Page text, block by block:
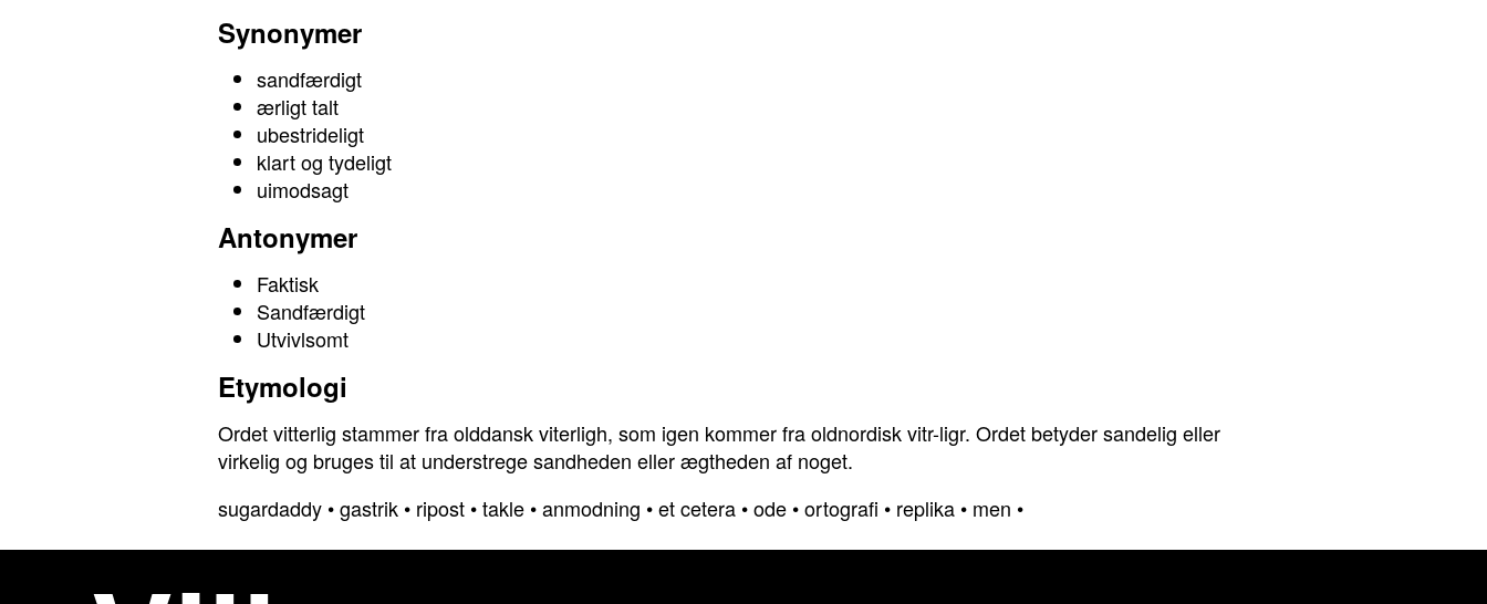
Synonymer
sandfærdigt
ærligt talt
ubestrideligt
klart og tydeligt
uimodsagt
Antonymer
Faktisk
Sandfærdigt
Utvivlsomt
Etymologi
Ordet vitterlig stammer fra olddansk viterligh, som igen kommer fra oldnordisk vitr-ligr. Ordet betyder sandelig eller
virkelig og bruges til at understrege sandheden eller ægtheden af noget.
sugardaddy •gastrik • ripost •takle •anmodning •et cetera •ode •ortografi • replika • men •